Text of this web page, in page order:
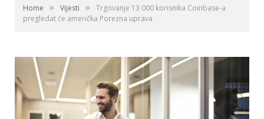
Home » Vijesti »
Trgovanje 13 000 korisnika Coinbase-a
pregledat će američka Porezna uprava